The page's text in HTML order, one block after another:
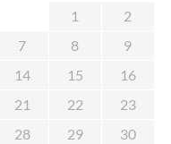
1
2
7 8
9
14 15
16
21 22
23
28 29
30